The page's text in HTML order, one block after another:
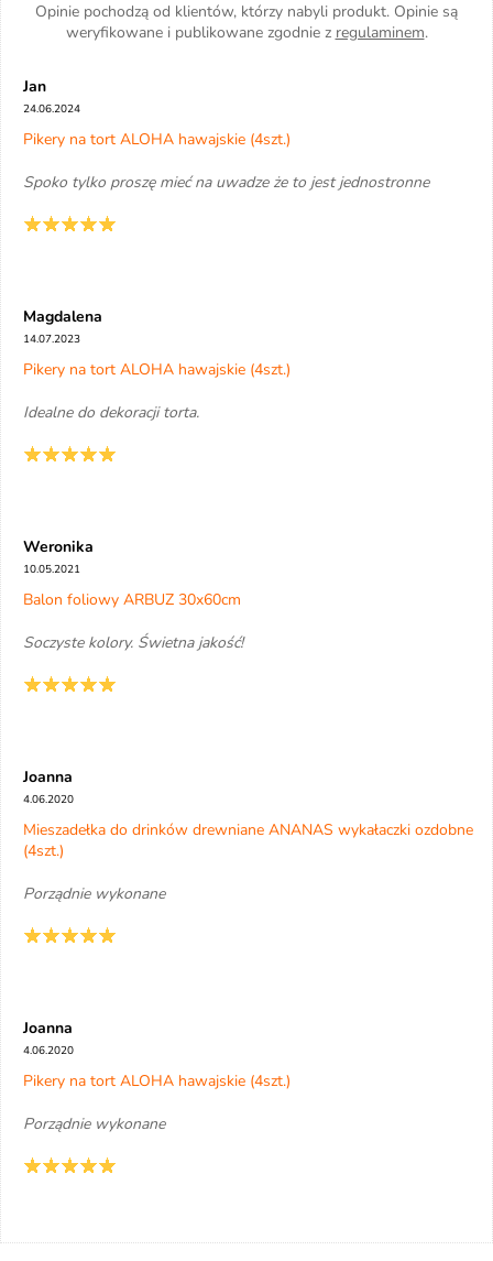
Opinie pochodzą od klientów, którzy nabyli produkt. Opinie są
weryfikowane i publikowane zgodnie z regulaminem.
Jan
24.06.2024
Pikery na tort ALOHA hawajskie (4szt.)
Spoko tylko proszę mieć na uwadze że to jest jednostronne
Magdalena
14.07.2023
Pikery na tort ALOHA hawajskie (4szt.)
Idealne do dekoracji torta.
Weronika
10.05.2021
Balon foliowy ARBUZ 30x60cm
Soczyste kolory. Świetna jakość!
Joanna
4.06.2020
Mieszadełka do drinków drewniane ANANAS wykałaczki ozdobne
(4szt.)
Porządnie wykonane
Joanna
4.06.2020
Pikery na tort ALOHA hawajskie (4szt.)
Porządnie wykonane